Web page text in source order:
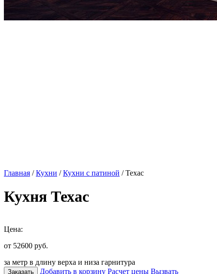
Главная /Кухни /Кухни с патиной / Техас
Кухня Техас
Цена:
от 52600 руб.
за метр в длину верха и низа гарнитура
Заказать Добавить в корзину Расчет цены Вызвать